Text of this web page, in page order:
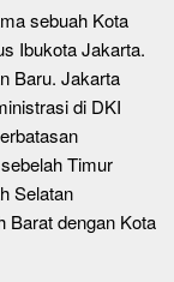
sebuah Kota
Ibukota Jakarta.
Baru. Jakarta
di DKI
Timur
Selatan
Barat dengan Kota